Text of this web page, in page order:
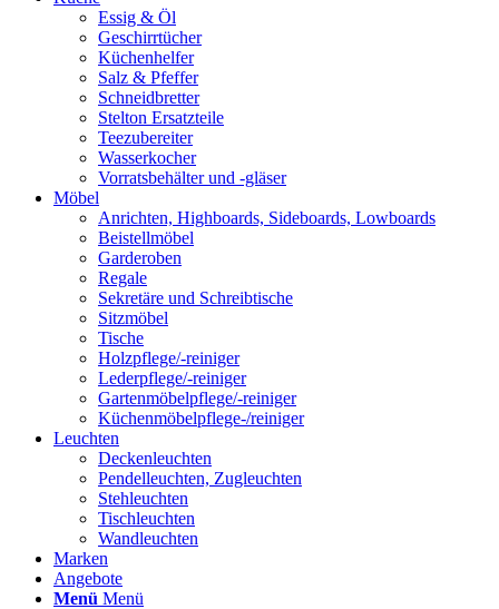
Essig & Öl
Geschirrtücher
Küchenhelfer
Salz & Pfeffer
Schneidbretter
Stelton Ersatzteile
Teezubereiter
Wasserkocher
Vorratsbehälter und -gläser
Möbel
Anrichten, Highboards, Sideboards, Lowboards
Beistellmöbel
Garderoben
Regale
Sekretäre und Schreibtische
Sitzmöbel
Tische
Holzpflege/-reiniger
Lederpflege/-reiniger
Gartenmöbelpflege/-reiniger
Küchenmöbelpflege-/reiniger
Leuchten
Deckenleuchten
Pendelleuchten, Zugleuchten
Stehleuchten
Tischleuchten
Wandleuchten
Marken
Angebote
Menü Menü